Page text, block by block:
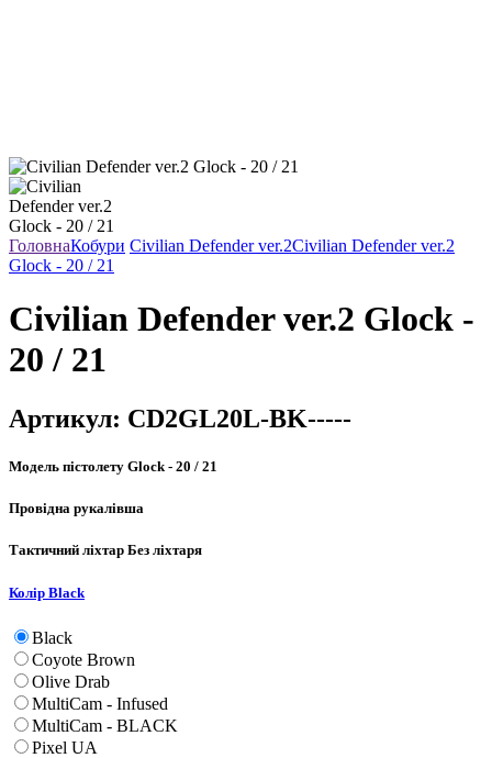
ГоловнаКобури Civilian Defender ver.2Civilian Defender ver.2
Glock - 20 / 21
Civilian Defender ver.2 Glock -
20 / 21
Артикул: CD2GL20L-BK-----
Модель пістолету Glock - 20 / 21
Провідна рукалівша
Тактичний ліхтар Без ліхтаря
Колір Black
Black
Coyote Brown
Olive Drab
MultiCam - Infused
MultiCam - BLACK
Pixel UA